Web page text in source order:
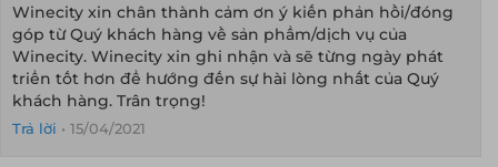
Winecity xin chân thành cảm ơn ý kiến phản hồi/đóng
góp từ Quý khách hàng về sản phẩm/dịch vụ của
Winecity. Winecity xin ghi nhận và sẽ từng ngày phát
triển tốt hơn để hướng đến sự hài lòng nhất của Quý
khách hàng. Trân trọng!
Trả lời • 15/04/2021